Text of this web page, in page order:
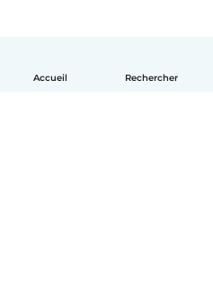
Accueil Rechercher